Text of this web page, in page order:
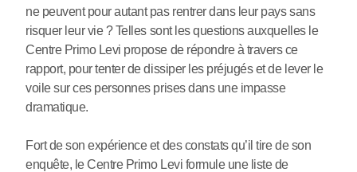
ne peuvent pour autant pas rentrer dans leur pays sans
risquer leur vie ? Telles sont les questions auxquelles le
Centre Primo Levi propose de répondre à travers ce
rapport, pour tenter de dissiper les préjugés et de lever le
voile sur ces personnes prises dans une impasse
dramatique.
Fort de son expérience et des constats qu’il tire de son
enquête, le Centre Primo Levi formule une liste de